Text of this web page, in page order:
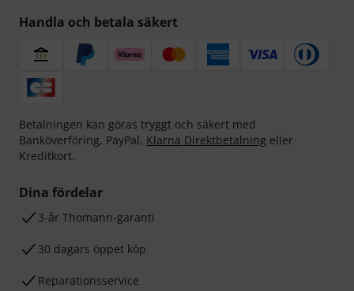
Handla och betala säkert
Betalningen kan göras tryggt och säkert med
Banköverföring, PayPal, Klarna Direktbetalning eller
Kreditkort.
Dina fördelar
3-år Thomann-garanti
30 dagars öppet köp
Reparationsservice